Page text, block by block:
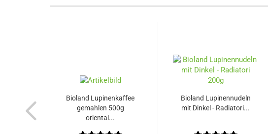
Bioland Lupinenkaffee
gemahlen 500g
oriental...
Bioland Lupinennudeln
mit Dinkel - Radiatori...